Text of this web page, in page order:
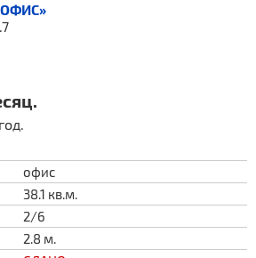
офис
38.1 кв.м.
2/6
2.8 м.